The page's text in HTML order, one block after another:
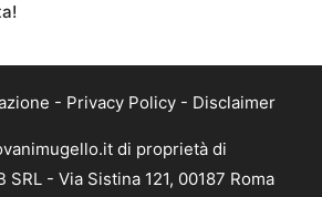
- Privacy Policy - Disclaimer
di proprietà di
SRL - Via Sistina 121, 00187 Roma